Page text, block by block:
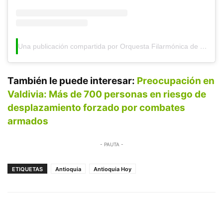
Una publicación compartida por Orquesta Filarmónica de Medellín (@filarmed)
También le puede interesar: Preocupación en
Valdivia: Más de 700 personas en riesgo de
desplazamiento forzado por combates
armados
- PAUTA -
ETIQUETAS Antioquia Antioquia Hoy